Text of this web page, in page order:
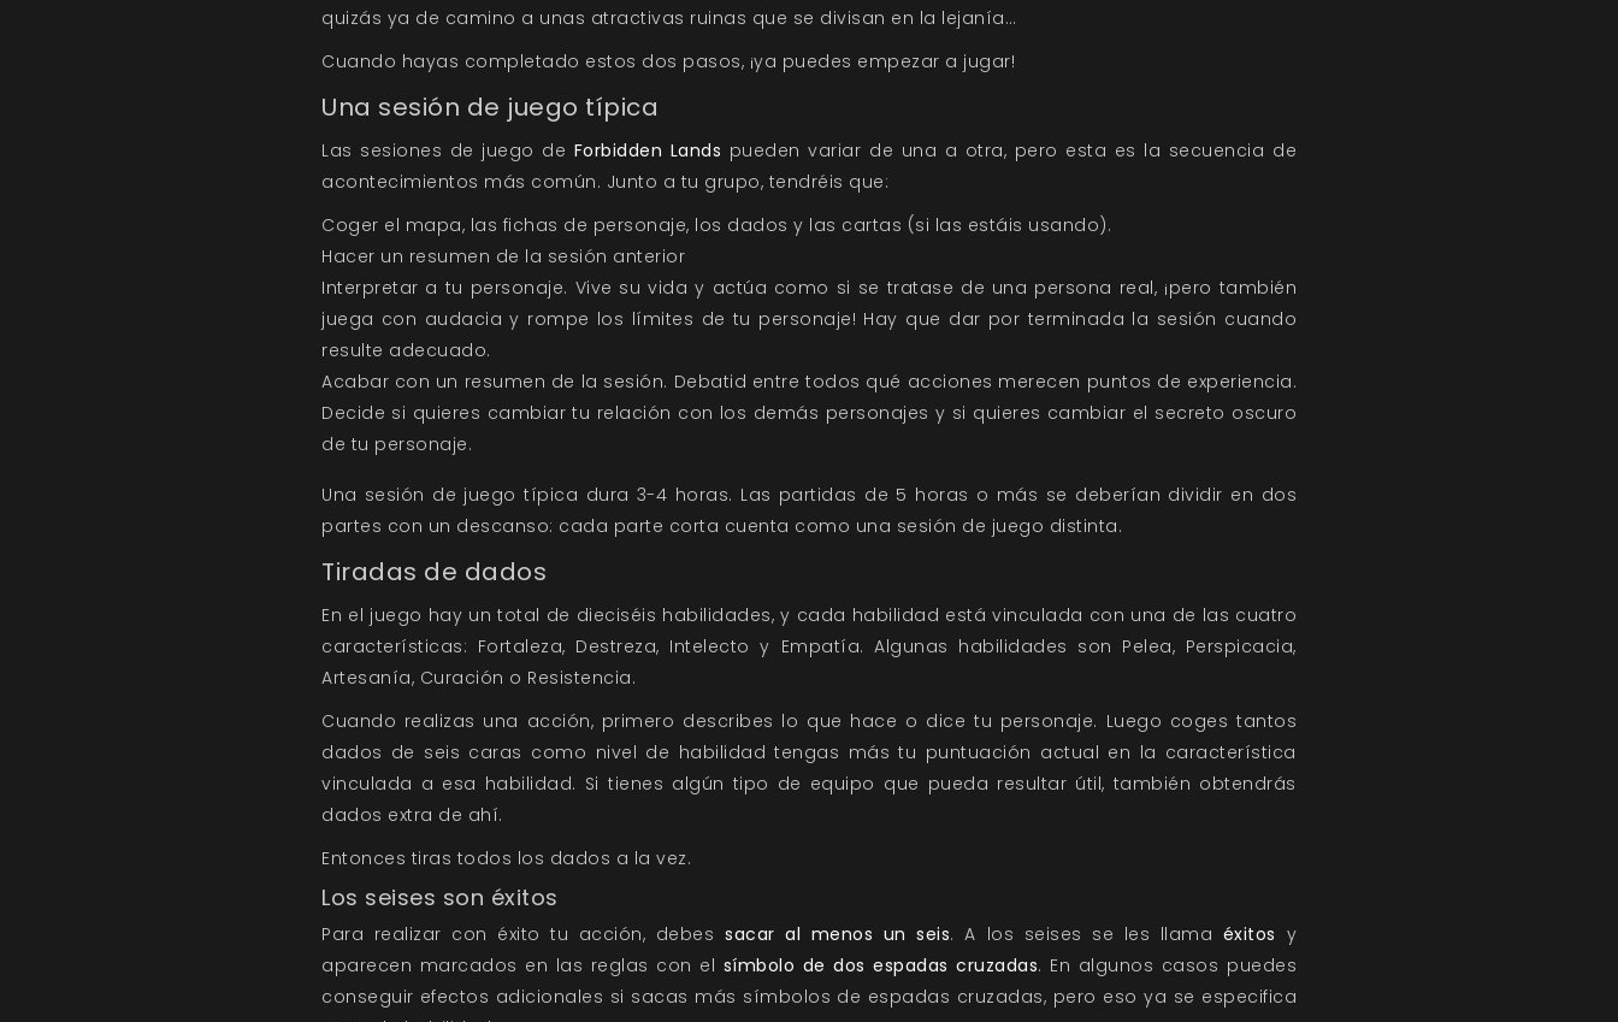
quizás ya de camino a unas atractivas ruinas que se divisan en la lejanía…
Cuando hayas completado estos dos pasos, ¡ya puedes empezar a jugar!
Una sesión de juego típica
Las sesiones de juego de Forbidden Lands pueden variar de una a otra, pero esta es la secuencia de
acontecimientos más común. Junto a tu grupo, tendréis que:
Coger el mapa, las fichas de personaje, los dados y las cartas (si las estáis usando).
Hacer un resumen de la sesión anterior
Interpretar a tu personaje. Vive su vida y actúa como si se tratase de una persona real, ¡pero también
juega con audacia y rompe los límites de tu personaje! Hay que dar por terminada la sesión cuando
resulte adecuado.
Acabar con un resumen de la sesión. Debatid entre todos qué acciones merecen puntos de experiencia.
Decide si quieres cambiar tu relación con los demás personajes y si quieres cambiar el secreto oscuro
de tu personaje.
Una sesión de juego típica dura 3-4 horas. Las partidas de 5 horas o más se deberían dividir en dos
partes con un descanso: cada parte corta cuenta como una sesión de juego distinta.
Tiradas de dados
En el juego hay un total de dieciséis habilidades, y cada habilidad está vinculada con una de las cuatro
características: Fortaleza, Destreza, Intelecto y Empatía. Algunas habilidades son Pelea, Perspicacia,
Artesanía, Curación o Resistencia.
Cuando realizas una acción, primero describes lo que hace o dice tu personaje. Luego coges tantos
dados de seis caras como nivel de habilidad tengas más tu puntuación actual en la característica
vinculada a esa habilidad. Si tienes algún tipo de equipo que pueda resultar útil, también obtendrás
dados extra de ahí.
Entonces tiras todos los dados a la vez.
Los seises son éxitos
Para realizar con éxito tu acción, debessacar al menos un seis. A los seises se les llama éxitos y
aparecen marcados en las reglas con el símbolo de dos espadas cruzadas. En algunos casos puedes
conseguir efectos adicionales si sacas más símbolos de espadas cruzadas, pero eso ya se especifica